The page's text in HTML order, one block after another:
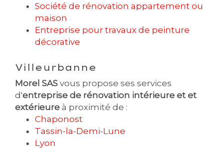
Société de rénovation appartement ou
maison
Entreprise pour travaux de peinture
décorative
Villeurbanne
Morel SAS vous propose ses services
d'entreprise de rénovation intérieure et et
extérieure à proximité de :
Chaponost
Tassin-la-Demi-Lune
Lyon